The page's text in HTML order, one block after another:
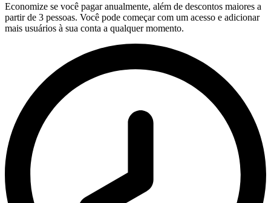
Economize se você pagar anualmente, além de descontos maiores a
partir de 3 pessoas. Você pode começar com um acesso e adicionar
mais usuários à sua conta a qualquer momento.